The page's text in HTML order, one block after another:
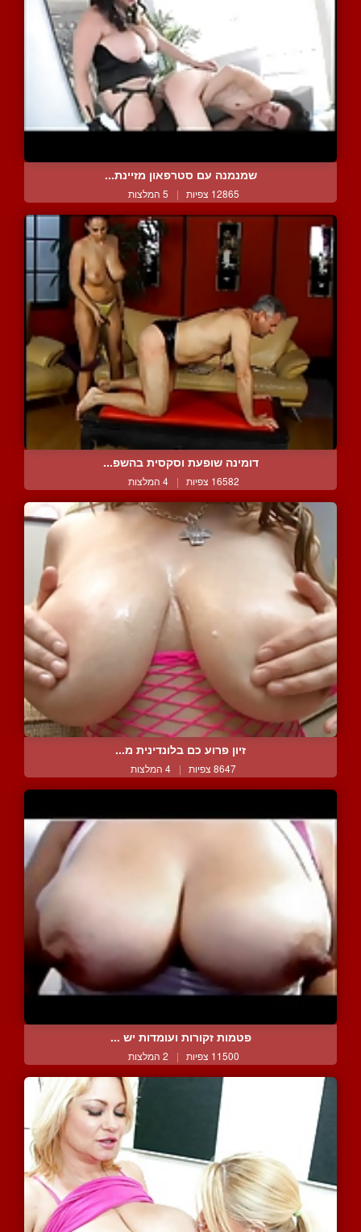
שמנמנה עם סטרפאון מזיינת...
12865 צפיות | 5 המלצות
דומינה שופעת וסקסית בהשפ...
16582 צפיות | 4 המלצות
זיון פרוע כם בלונדינית מ...
8647 צפיות | 4 המלצות
פטמות זקורות ועומדות יש ...
11500 צפיות | 2 המלצות